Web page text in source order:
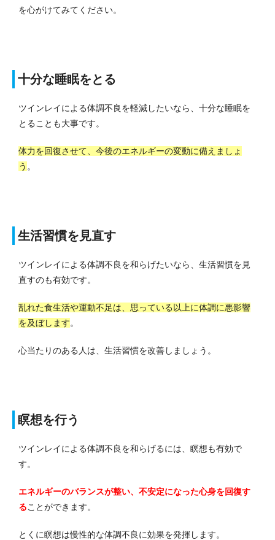
を心がけてみてください。
十分な睡眠をとる
ツインレイによる体調不良を軽減したいなら、十分な睡眠を
とることも大事です。
体力を回復させて、今後のエネルギーの変動に備えましょ
う 。
生活習慣を見直す
ツインレイによる体調不良を和らげたいなら、生活習慣を見
直すのも有効です。
乱れた食生活や運動不足は、思っている以上に体調に悪影響
を及ぼします。
心当たりのある人は、生活習慣を改善しましょう。
瞑想を行う
ツインレイによる体調不良を和らげるには、瞑想も有効で
す。
エネルギーのバランスが整い、不安定になった心身を回復す
ることができます。
とくに瞑想は慢性的な体調不良に効果を発揮します。